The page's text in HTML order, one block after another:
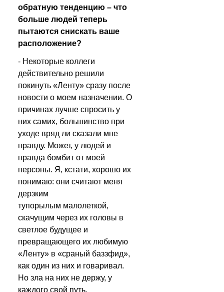
обратную тенденцию – что
больше людей теперь
пытаются снискать ваше
расположение?
- Некоторые коллеги
действительно решили
покинуть «Ленту» сразу после
новости о моем назначении. О
причинах лучше спросить у
них самих, большинство при
уходе вряд ли сказали мне
правду. Может, у людей и
правда бомбит от моей
персоны. Я, кстати, хорошо их
понимаю: они считают меня
дерзким
тупорылым малолеткой,
скачущим через их головы в
светлое будущее и
превращающего их любимую
«Ленту» в «сраный баззфид»,
как один из них и говаривал.
Но зла на них не держу, у
каждого свой путь.